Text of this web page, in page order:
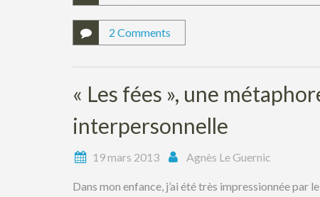
2 Comments
« Les fées », une
interpersonnelle
19 mars 2013 Agnès Le Guernic
Dans mon enfance, j’ai été très impressionnée par